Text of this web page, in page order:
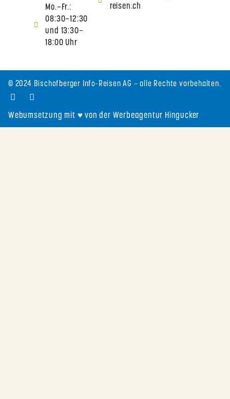
Mo.–Fr.:
08:30–12:30
und 13:30–
18:00 Uhr
reisen.ch
© 2024 Bischofberger Info-Reisen AG – alle Rechte vorbehalten.
Webumsetzung mit ♥ von der Werbeagentur Hingucker